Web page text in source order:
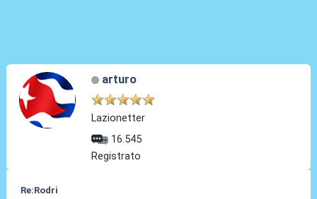
arturo
Lazionetter
16.545
Registrato
Re:Rodri